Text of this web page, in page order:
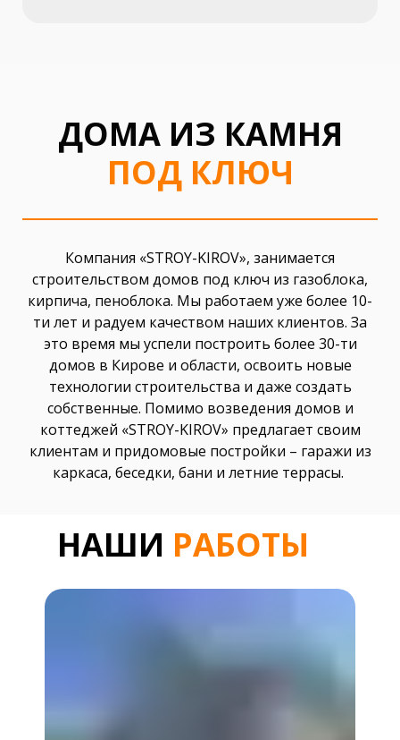
ДОМА ИЗ КАМНЯ
ПОД КЛЮЧ
Компания «STROY-KIROV», занимается
строительством домов под ключ из газоблока,
кирпича, пеноблока. Мы работаем уже более 10-
ти лет и радуем качеством наших клиентов. За
это время мы успели построить более 30-ти
домов в Кирове и области, освоить новые
технологии строительства и даже создать
собственные. Помимо возведения домов и
коттеджей «STROY-KIROV» предлагает своим
клиентам и придомовые постройки – гаражи из
каркаса, беседки, бани и летние террасы.
НАШИ РАБОТЫ